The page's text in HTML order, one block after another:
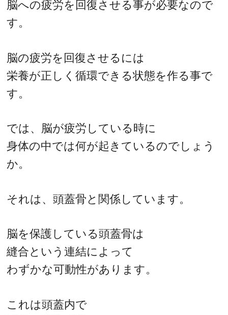
脳への疲労を回復させる事が必要なので
す。
脳の疲労を回復させるには
栄養が正しく循環できる状態を作る事で
す。
では、脳が疲労している時に
身体の中では何が起きているのでしょう
か。
それは、頭蓋骨と関係しています。
脳を保護している頭蓋骨は
縫合という連結によって
わずかな可動性があります。
これは頭蓋内で